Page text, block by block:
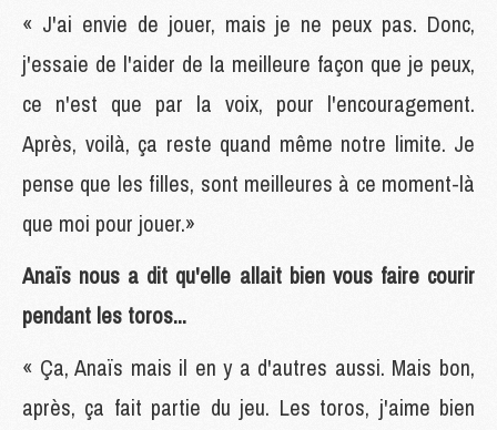
« J'ai envie de jouer, mais je ne peux pas. Donc,
j'essaie de l'aider de la meilleure façon que je peux,
ce n'est que par la voix, pour l'encouragement.
Après, voilà, ça reste quand même notre limite. Je
pense que les filles, sont meilleures à ce moment-là
que moi pour jouer.»
Anaïs nous a dit qu'elle allait bien vous faire courir
pendant les toros...
« Ça, Anaïs mais il en y a d'autres aussi. Mais bon,
après, ça fait partie du jeu. Les toros, j'aime bien